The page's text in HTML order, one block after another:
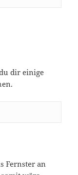
dir einige
Fernster an